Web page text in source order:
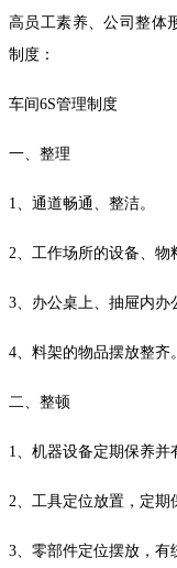
高员工素养、公司整体
制度：
车间6S管理制度
一、整理
1、通道畅通、整洁。
2、工作场所的设备、物
3、办公桌上、抽屉内办
4、料架的物品摆放整齐。
二、整顿
1、机器设备定期保养并
2、工具定位放置，定期
3、零部件定位摆放，有